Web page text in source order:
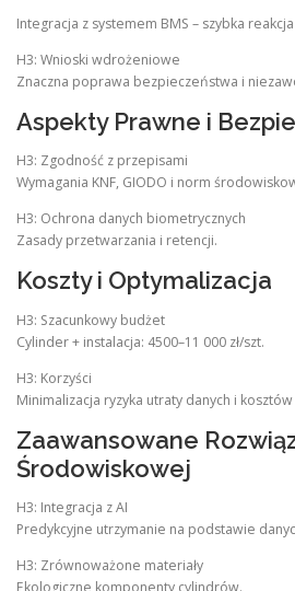
Integracja z systemem BMS – szybka
H3: Wnioski wdrożeniowe
Znaczna poprawa bezpieczeństwa i
Aspekty Prawne i
H3: Zgodność z przepisami
Wymagania KNF, GIODO i norm
H3: Ochrona danych biometrycznych
Zasady przetwarzania i retencji.
Koszty i Optymalizacja
H3: Szacunkowy budżet
Cylinder + instalacja: 4500–11 000 zł/szt.
H3: Korzyści
Minimalizacja ryzyka utraty danych i
Zaawansowane
Środowiskowej
H3: Integracja z AI
Predykcyjne utrzymanie na podstawie
H3: Zrównoważone materiały
Ekologiczne komponenty cylindrów.